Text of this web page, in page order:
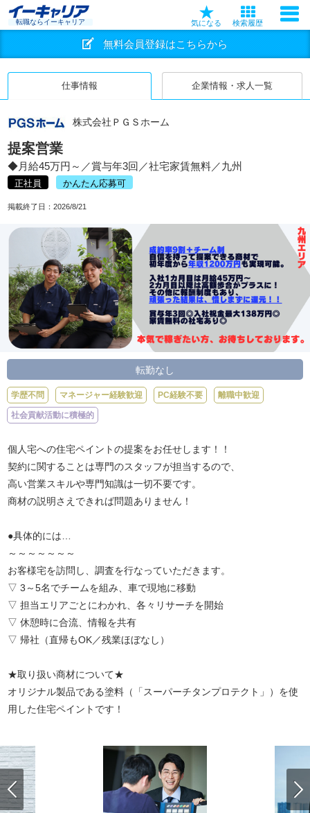
転職ならイーキャリア 気になる 検索履歴
無料会員登録はこちらから
仕事情報 企業情報・求人一覧
株式会社ＰＧＳホーム
提案営業
◆月給45万円～／賞与年3回／社宅家賃無料／九州
正社員 かんたん応募可
掲載終了日： 2026/8/21
転勤なし
学歴不問 マネージャー経験歓迎 PC経験不要 離職中歓迎
社会貢献活動に積極的
個人宅への住宅ペイントの提案をお任せします！！
契約に関することは専門のスタッフが担当するので、
高い営業スキルや専門知識は一切不要です。
商材の説明さえできれば問題ありません！
●具体的には…
～～～～～～～
お客様宅を訪問し、調査を行なっていただきます。
▽ 3～5名でチームを組み、車で現地に移動
▽ 担当エリアごとにわかれ、各々リサーチを開始
▽ 休憩時に合流、情報を共有
▽ 帰社（直帰もOK／残業ほぼなし）
★取り扱い商材について★
オリジナル製品である塗料（「スーパーチタンプロテクト」）を使
用した住宅ペイントです！